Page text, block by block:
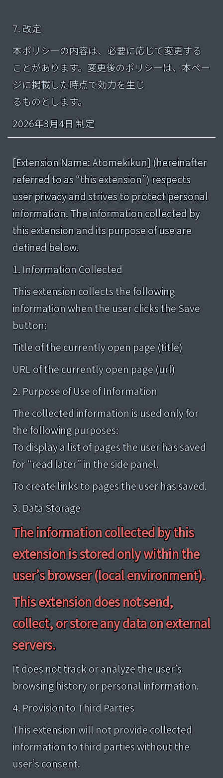
7. 改定
本ポリシーの内容は、必要に応じて変更する
ことがあります。変更後のポリシーは、本ペー
ジに掲載した時点で効力を生じ
るものとします。
2026年3月4日 制定
[Extension Name: Atomekikun] (hereinafter
referred to as “this extension”) respects
user privacy and strives to protect personal
information. The information collected by
this extension and its purpose of use are
defined below.
1. Information Collected
This extension collects the following
information when the user clicks the Save
button:
Title of the currently open page (title)
URL of the currently open page (url)
2. Purpose of Use of Information
The collected information is used only for
the following purposes:
To display a list of pages the user has saved
for “read later” in the side panel.
To create links to pages the user has saved.
3. Data Storage
The information collected by this
extension is stored only within the
user’s browser (local environment).
This extension does not send,
collect, or store any data on external
servers.
It does not track or analyze the user’s
browsing history or personal information.
4. Provision to Third Parties
This extension will not provide collected
information to third parties without the
user’s consent.